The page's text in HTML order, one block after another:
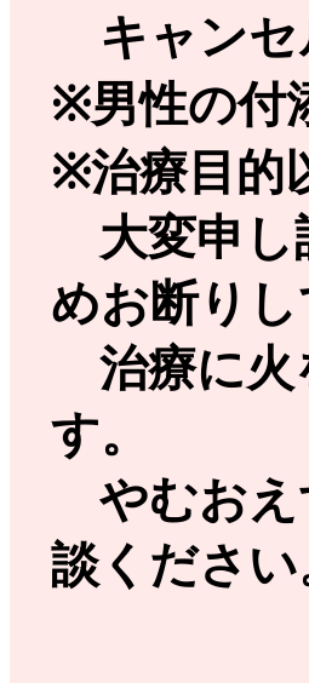
キャンセ
※男性の付
※治療目的
大変申し
めお断り
治療に火
す。
やむおえ
談ください